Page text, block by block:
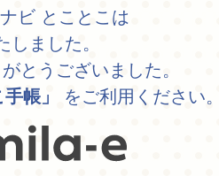
ビ とことこは
ました。
とうございました。
帳」 をご利用ください